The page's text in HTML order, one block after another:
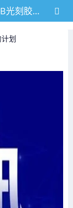
久日新材：目前没有直接生产PCB光刻胶的计划
划